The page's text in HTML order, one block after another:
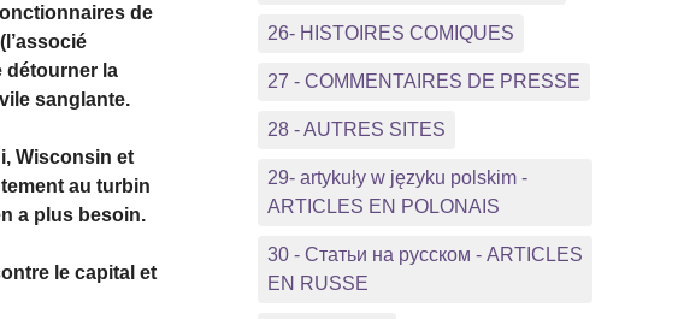
de
détourner la
sanglante.
Wisconsin et
au turbin
a plus besoin.
le capital et
26- HISTOIRES COMIQUES
27 - COMMENTAIRES DE PRESSE
28 - AUTRES SITES
29- artykuły w języku polskim -
ARTICLES EN POLONAIS
30 - Статьи на русском - ARTICLES
EN RUSSE